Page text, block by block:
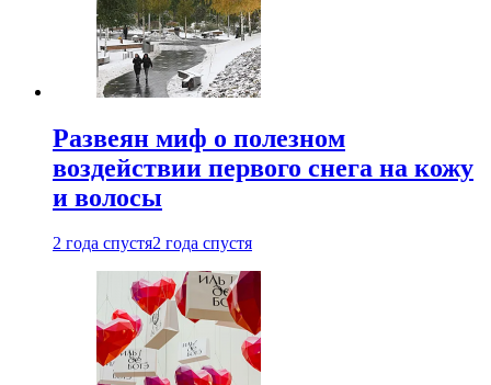
Развеян миф о полезном
воздействии первого снега на кожу
и волосы
2 года спустя2 года спустя